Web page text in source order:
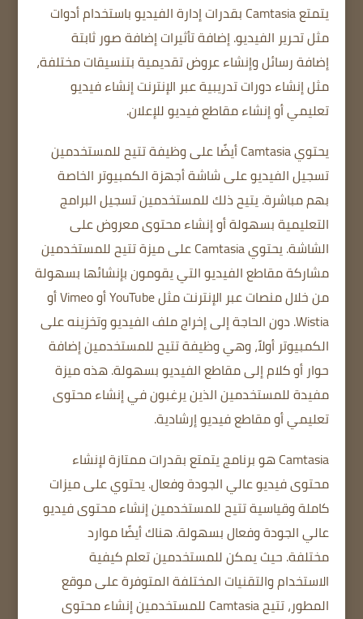
يتمتع Camtasia بقدرات إدارة الفيديو باستخدام أدوات
مثل تحرير الفيديو.إضافة تأثيراتإضافة صور ثابتة
إضافةرسائلوإنشاء عروض تقديمية بتنسيقات مختلفة،
مثل إنشاء دورات تدريبية عبر الإنترنتإنشاء فيديو
تعليميأو إنشاء مقاطع فيديو للإعلان.
يحتوي Camtasia أيضًا على وظيفة تتيح للمستخدمين
تسجيل الفيديو على شاشة أجهزة الكمبيوتر الخاصة
بهم مباشرة. يتيح ذلكللمستخدمين تسجيل البرامج
التعليمية بسهولة أو إنشاء محتوى معروض على
الشاشة.
يحتوي Camtasia على ميزة تتيح للمستخدمين
مشاركة مقاطع الفيديو التي يقومون بإنشائها بسهولة
من خلال منصات عبر الإنترنت مثل YouTube أو Vimeo أو
Wistia. دون الحاجة إلى إخراج ملف الفيديو وتخزينه على
الكمبيوتر أولاً، وهي وظيفة تتيح للمستخدمين إضافة
حوار أو كلام إلى مقاطع الفيديو بسهولة.هذه ميزة
مفيدة للمستخدمين الذين يرغبون في إنشاء محتوى
تعليمي أو مقاطع فيديو إرشادية.
Camtasia هو برنامج يتمتع بقدرات ممتازة لإنشاء
محتوى فيديو عالي الجودة وفعال.يحتوي على ميزات
كاملة وقياسيةتتيح للمستخدمين إنشاء محتوى فيديو
عالي الجودة وفعال بسهولة.هناك أيضًا موارد
مختلفة. حيث يمكن للمستخدمين تعلم كيفية
الاستخداموالتقنيات المختلفةالمتوفرة على موقع
المطور، تتيح Camtasia للمستخدمين إنشاء محتوى